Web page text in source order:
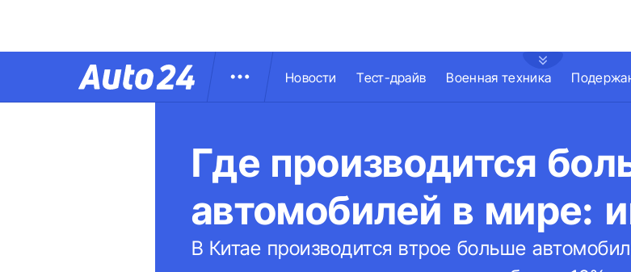
Новости Тест-драйв Военная техника
Где производится
автомобилей в мире:
В Китае производится втрое больше